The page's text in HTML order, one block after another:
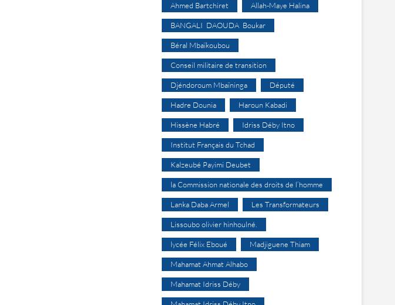
Ahmed Bartchiret Allah-Maye Halina
BANGALI DAOUDA Boukar
Béral Mbaïkoubou
Conseil militaire de transition
Djéndoroum Mbaïninga Député
Hadre Dounia Haroun Kabadi
Hissène Habré Idriss Déby Itno
Institut Français du Tchad
Kalzeubé Payimi Deubet
la Commission nationale des droits de l’homme
Lanka Daba Armel Les Transformateurs
Lissoubo olivier hinhoulné.
lycée Félix Eboué Madjiguene Thiam
Mahamat Ahmat Alhabo
Mahamat Idriss Déby